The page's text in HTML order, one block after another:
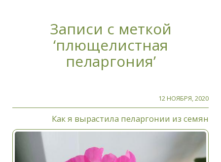
Записи с меткой
‘плющелистная
пеларгония’
12 НОЯБРЯ, 2020
Как я вырастила пеларгонии из семян